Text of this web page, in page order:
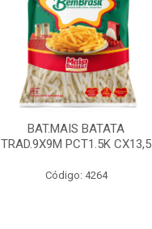
BAT.MAIS BATATA
TRAD.9X9M PCT1.5K CX13,5
Código: 4264